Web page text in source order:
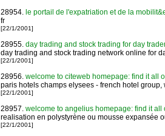
28954. le portail de l'expatriation et de la
fr
[22/1/2001]
28955. day trading and stock trading for day
day trading and stock trading network online for
[22/1/2001]
28956. welcome to citeweb homepage: find it all
paris hotels champs elysees - french hotel
[22/1/2001]
28957. welcome to angelius homepage: find it all
realisation en polystyrène ou mousse expansée
[22/1/2001]